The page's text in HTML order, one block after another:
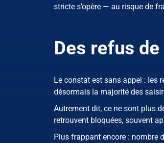
stricte s’opère — au risque de
Des refus
Le constat est sans appel : les
désormais la majorité des
Autrement dit, ce ne sont plus
retrouvent bloquées, souvent
Plus frappant encore : nombre